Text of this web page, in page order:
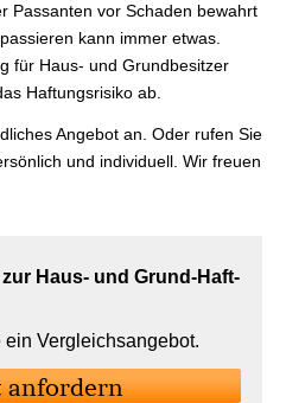
Passanten vor Schaden bewahrt
kann immer etwas.
für Haus- und Grundbesitzer
Haftungsrisiko ab.
Angebot an. Oder rufen Sie
und individuell. Wir freuen
Haus- und Grund-Haft­
Vergleichsangebot.
an­for­dern